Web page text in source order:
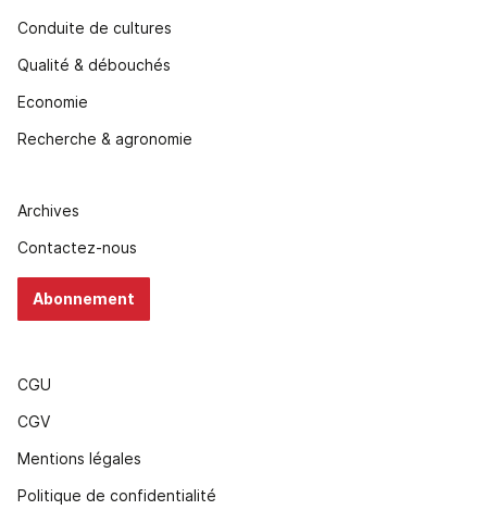
Conduite de cultures
Qualité & débouchés
Economie
Recherche & agronomie
Archives
Contactez-nous
Abonnement
CGU
CGV
Mentions légales
Politique de confidentialité